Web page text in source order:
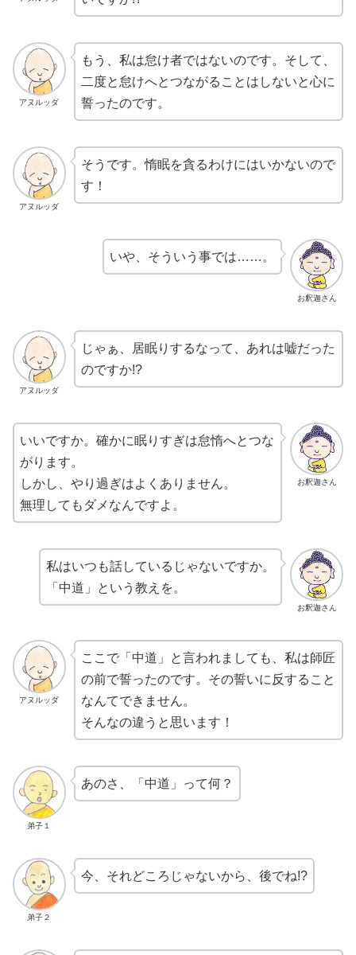
アヌルッダ
もう、私は怠け者ではないのです。そして、
二度と怠けへとつながることはしないと心に
誓ったのです。
アヌルッダ
そうです。惰眠を貪るわけにはいかないので
す！
お釈迦さん
いや、そういう事では……。
アヌルッダ
じゃぁ、居眠りするなって、あれは嘘だった
のですか!?
お釈迦さん
いいですか。確かに眠りすぎは怠惰へとつな
がります。
しかし、やり過ぎはよくありません。
無理してもダメなんですよ。
お釈迦さん
私はいつも話しているじゃないですか。
「中道」という教えを。
アヌルッダ
ここで「中道」と言われましても、私は師匠
の前で誓ったのです。その誓いに反すること
なんてできません。
そんなの違うと思います！
弟子１
あのさ、「中道」って何？
弟子２
今、それどころじゃないから、後でね!?